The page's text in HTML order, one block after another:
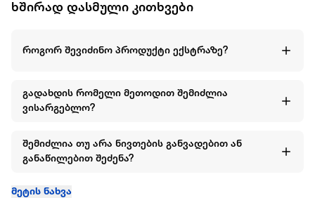
ხშირად დასმული კითხვები
როგორ შევიძინო პროდუქტი ექსტრაზე?
გადახდის რომელი მეთოდით შემიძლია
ვისარგებლო?
შემიძლია თუ არა ნივთების განვადებით ან
განაწილებით შეძენა?
მეტის ნახვა